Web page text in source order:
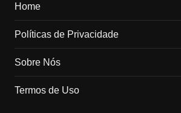
Home
Políticas de Privacidade
Sobre Nós
Termos de Uso